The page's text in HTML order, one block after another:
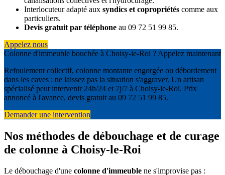
Interlocuteur adapté aux syndics et copropriétés comme aux
particuliers.
Devis gratuit par téléphone au 09 72 51 99 85.
Appelez nous
Colonne d'immeuble bouchée à Choisy-le-Roi ? Appelez maintenant
Refoulement collectif, colonne montante engorgée ou débordement
dans les caves : ne laissez pas la situation s'aggraver. Un artisan
spécialisé peut intervenir 24h/24 et 7j/7 à Choisy-le-Roi. Prix
annoncé à l'avance, devis gratuit au 09 72 51 99 85.
Demander une intervention
Nos méthodes de débouchage et de curage
de colonne à Choisy-le-Roi
Le débouchage d'une colonne d'immeuble ne s'improvise pas :